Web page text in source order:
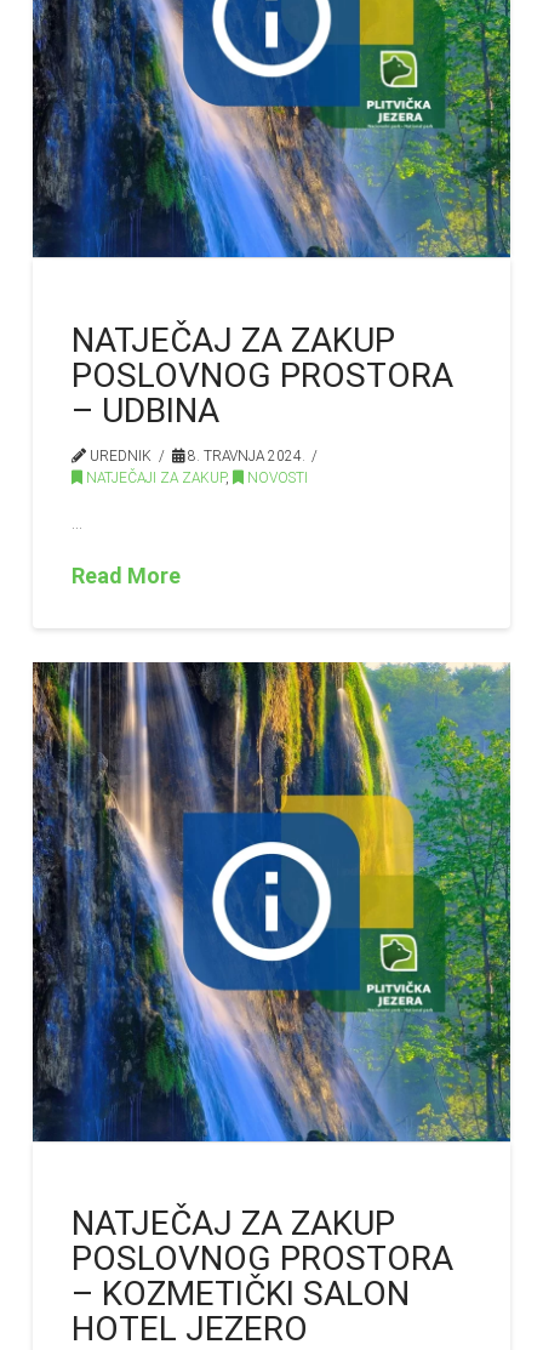
NATJEČAJ ZA ZAKUP
POSLOVNOG PROSTORA
– UDBINA
UREDNIK
8. TRAVNJA 2024.
NATJEČAJI ZA ZAKUP, NOVOSTI
…
Read More
NATJEČAJ ZA ZAKUP
POSLOVNOG PROSTORA
– KOZMETIČKI SALON
HOTEL JEZERO